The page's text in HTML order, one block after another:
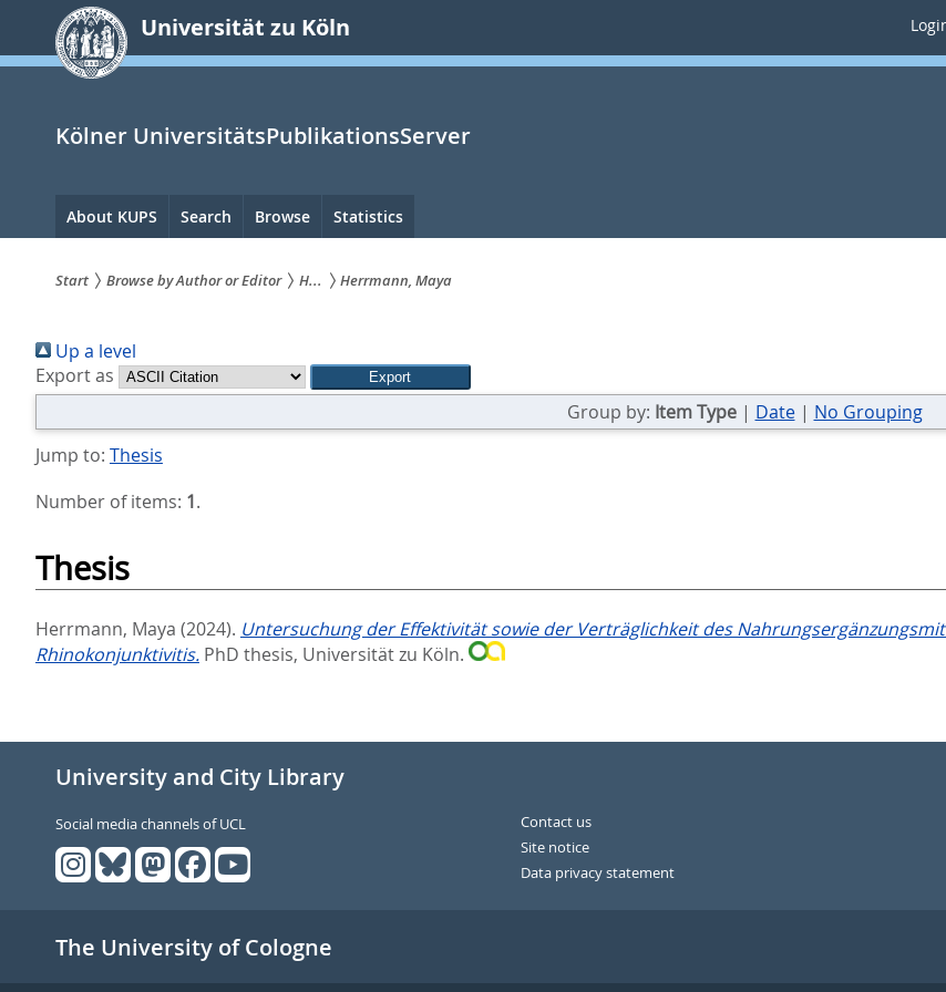
springen
Universität zu Köln
Kölner UniversitätsPublikationsServer
Hauptnavigation
About KUPS Search Browse Statistics
sind
hier:
Start Browse by Author or Editor H... Herrmann, Maya
Up a level
Export as
Group by: Item Type| Date| No Grouping
Jump to: Thesis
Number of items: 1.
Thesis
Herrmann, Maya (2024). Untersuchung der Effektivität sowie der Verträglichkeit des
Rhinokonjunktivitis. PhD thesis, Universität zu Köln.
University and City Library
Social media channels of UCL
Contact us
Site notice
Data privacy statement
The University of Cologne